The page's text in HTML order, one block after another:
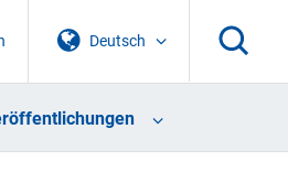
Deutsch